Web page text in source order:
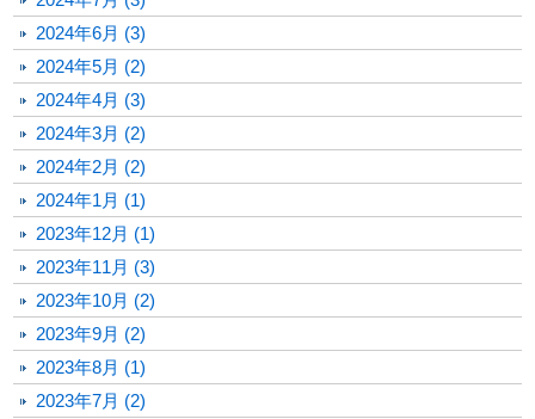
2024年6月 (3)
2024年5月 (2)
2024年4月 (3)
2024年3月 (2)
2024年2月 (2)
2024年1月 (1)
2023年12月 (1)
2023年11月 (3)
2023年10月 (2)
2023年9月 (2)
2023年8月 (1)
2023年7月 (2)